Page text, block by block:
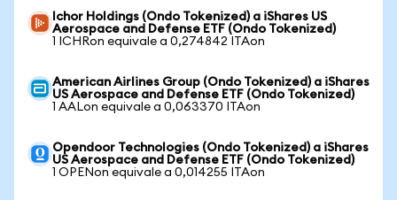
Ichor Holdings (Ondo Tokenized) a iShares US
Aerospace and Defense ETF (Ondo Tokenized)
1 ICHRon equivale a 0,274842 ITAon
American Airlines Group (Ondo Tokenized) a iShares
US Aerospace and Defense ETF (Ondo Tokenized)
1 AALon equivale a 0,063370 ITAon
Opendoor Technologies (Ondo Tokenized) a iShares
US Aerospace and Defense ETF (Ondo Tokenized)
1 OPENon equivale a 0,014255 ITAon